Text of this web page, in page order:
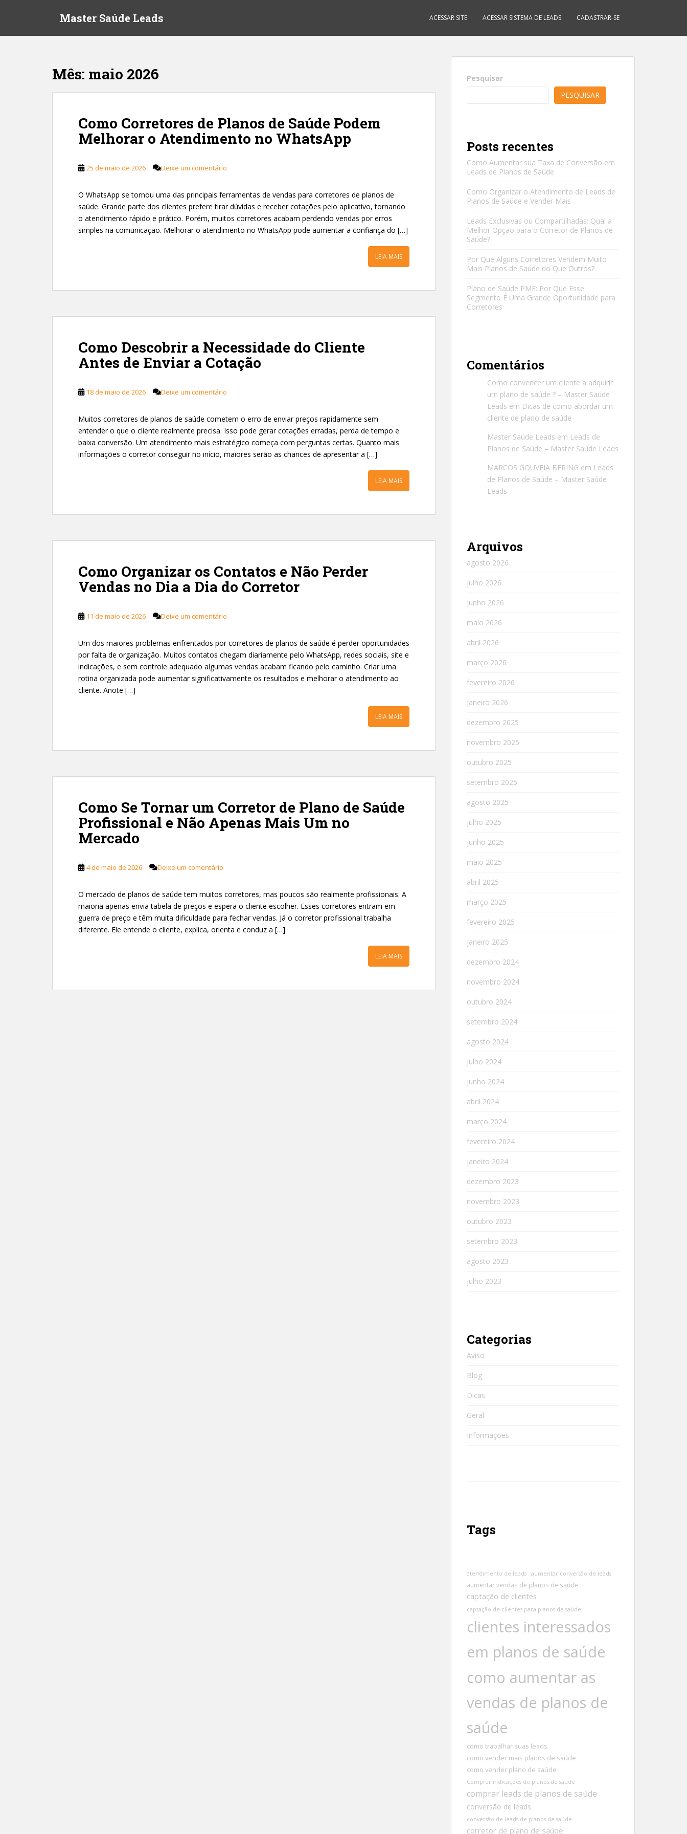
Master Saúde Leads ACESSAR SITE ACESSAR SISTEMA DE LEADS CADASTRAR-SE
Mês: maio 2026
Como Corretores de Planos de Saúde Podem
Melhorar o Atendimento no WhatsApp
25 de maio de 2026 Deixe um comentário
O WhatsApp se tornou uma das principais ferramentas de vendas para corretores de planos de
saúde. Grande parte dos clientes prefere tirar dúvidas e receber cotações pelo aplicativo, tornando
o atendimento rápido e prático. Porém, muitos corretores acabam perdendo vendas por erros
simples na comunicação. Melhorar o atendimento no WhatsApp pode aumentar a confiança do […]
LEIA MAIS
Como Descobrir a Necessidade do Cliente
Antes de Enviar a Cotação
18 de maio de 2026 Deixe um comentário
Muitos corretores de planos de saúde cometem o erro de enviar preços rapidamente sem
entender o que o cliente realmente precisa. Isso pode gerar cotações erradas, perda de tempo e
baixa conversão. Um atendimento mais estratégico começa com perguntas certas. Quanto mais
informações o corretor conseguir no início, maiores serão as chances de apresentar a […]
LEIA MAIS
Como Organizar os Contatos e Não Perder
Vendas no Dia a Dia do Corretor
11 de maio de 2026 Deixe um comentário
Um dos maiores problemas enfrentados por corretores de planos de saúde é perder oportunidades
por falta de organização. Muitos contatos chegam diariamente pelo WhatsApp, redes sociais, site e
indicações, e sem controle adequado algumas vendas acabam ficando pelo caminho. Criar uma
rotina organizada pode aumentar significativamente os resultados e melhorar o atendimento ao
cliente. Anote […]
LEIA MAIS
Como Se Tornar um Corretor de Plano de Saúde
Profissional e Não Apenas Mais Um no
Mercado
4 de maio de 2026 Deixe um comentário
O mercado de planos de saúde tem muitos corretores, mas poucos são realmente profissionais. A
maioria apenas envia tabela de preços e espera o cliente escolher. Esses corretores entram em
guerra de preço e têm muita dificuldade para fechar vendas. Já o corretor profissional trabalha
diferente. Ele entende o cliente, explica, orienta e conduz a […]
LEIA MAIS
Pesquisar
PESQUISAR
Posts recentes
Como Aumentar sua Taxa de Conversão em
Leads de Planos de Saúde
Como Organizar o Atendimento de Leads de
Planos de Saúde e Vender Mais
Leads Exclusivas ou Compartilhadas: Qual a
Melhor Opção para o Corretor de Planos de
Saúde?
Por Que Alguns Corretores Vendem Muito
Mais Planos de Saúde do Que Outros?
Plano de Saúde PME: Por Que Esse
Segmento É Uma Grande Oportunidade para
Corretores
Comentários
Como convencer um cliente a adquirir
um plano de saúde ? – Master Saúde
Leads em Dicas de como abordar um
cliente de plano de saúde
Master Saúde Leads em Leads de
Planos de Saúde – Master Saúde Leads
MARCOS GOUVEIA BERING em Leads
de Planos de Saúde – Master Saúde
Leads
Arquivos
agosto 2026
julho 2026
junho 2026
maio 2026
abril 2026
março 2026
fevereiro 2026
janeiro 2026
dezembro 2025
novembro 2025
outubro 2025
setembro 2025
agosto 2025
julho 2025
junho 2025
maio 2025
abril 2025
março 2025
fevereiro 2025
janeiro 2025
dezembro 2024
novembro 2024
outubro 2024
setembro 2024
agosto 2024
julho 2024
junho 2024
abril 2024
março 2024
fevereiro 2024
janeiro 2024
dezembro 2023
novembro 2023
outubro 2023
setembro 2023
agosto 2023
julho 2023
Categorias
Aviso
Blog
Dicas
Geral
Informações
Tags
atendimento de leads aumentar conversão de leads
aumentar vendas de planos de saúde
captação de clientes
captação de clientes para planos de saúde
clientes interessados
em planos de saúde
como aumentar as
vendas de planos de
saúde
como trabalhar suas leads
como vender mais planos de saúde
como vender plano de saúde
Comprar indicações de planos de saúde
comprar leads de planos de saúde
conversão de leads
conversão de leads de planos de saúde
corretor de plano de saúde